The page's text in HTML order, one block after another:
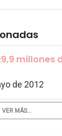
millones
de 2012
VER MÁS...